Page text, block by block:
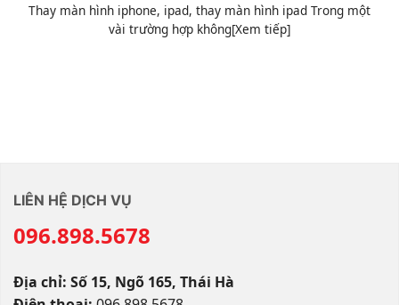
Thay màn hình iphone, ipad, thay màn hình ipad Trong một
vài trường hợp không[Xem tiếp]
LIÊN HỆ DỊCH VỤ
096.898.5678
Địa chỉ: Số 15, Ngõ 165, Thái Hà